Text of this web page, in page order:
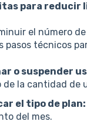
para reducir
el número
pasos técnicos
o suspender
de la cantidad de
el tipo de plan:
del mes.